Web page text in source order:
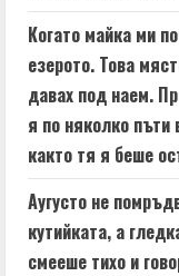
Когато майка ми
езерото. Това
давах под наем.
я по няколко пъти
както тя я беше
Аугусто не
кутийката, а
смееше тихо и